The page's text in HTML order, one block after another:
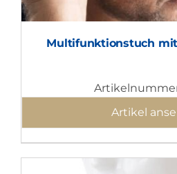
Multifunktionstuch
Artikel